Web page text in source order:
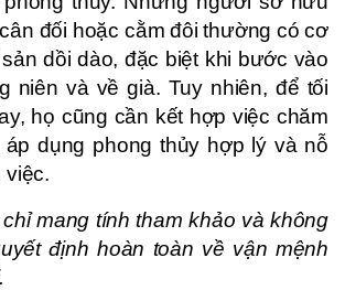
đối hoặc cằm đôi thường có cơ
dồi dào, đặc biệt khi bước vào
niên và về già. Tuy nhiên, để tối
họ cũng cần kết hợp việc chăm
dụng phong thủy hợp lý và nỗ
việc.
mang tính tham khảo và không
định hoàn toàn về vận mệnh